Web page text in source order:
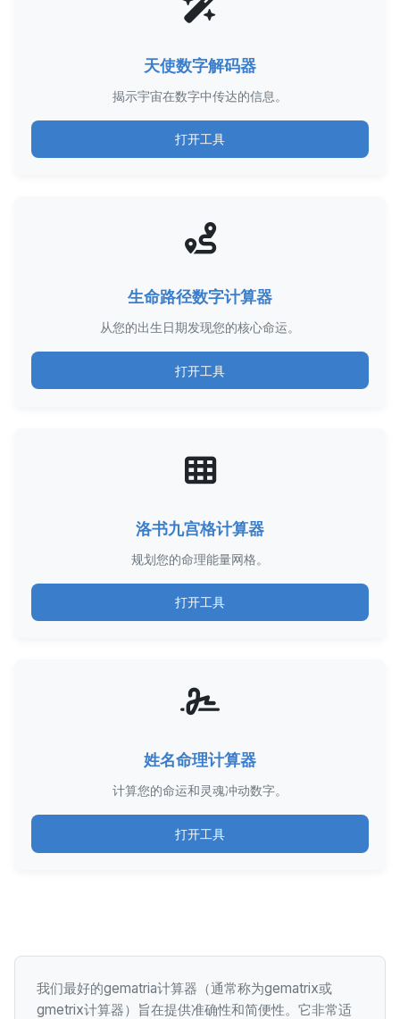
天使数字解码器
揭示宇宙在数字中传达的信息。
打开工具
生命路径数字计算器
从您的出生日期发现您的核心命运。
打开工具
洛书九宫格计算器
规划您的命理能量网格。
打开工具
姓名命理计算器
计算您的命运和灵魂冲动数字。
打开工具
我们最好的gematria计算器（通常称为gematrix或
gmetrix计算器）旨在提供准确性和简便性。它非常适